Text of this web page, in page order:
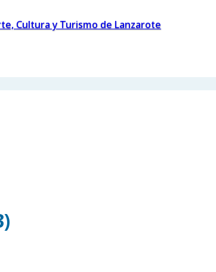
Cultura y Turismo de Lanzarote